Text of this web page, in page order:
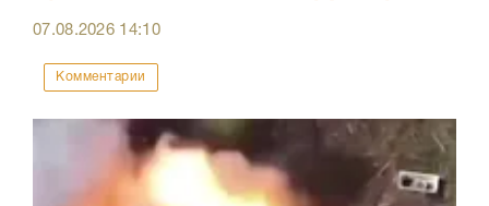
07.08.2026 14:10
Комментарии